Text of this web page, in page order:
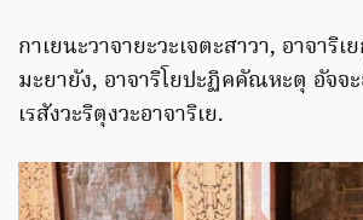
กาเยนะวาจายะวะเจตะสาวา, อาจาริ
มะยายัง, อาจาริโยปะฏิคคัณหะตุ อัจจ
เรสังวะริตุงวะอาจาริเย.